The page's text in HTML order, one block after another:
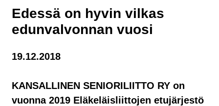
Edessä on hyvin vilkas
edunvalvonnan vuosi
19.12.2018
KANSALLINEN SENIORILIITTO RY on
vuonna 2019 Eläkeläisliittojen etujärjestö